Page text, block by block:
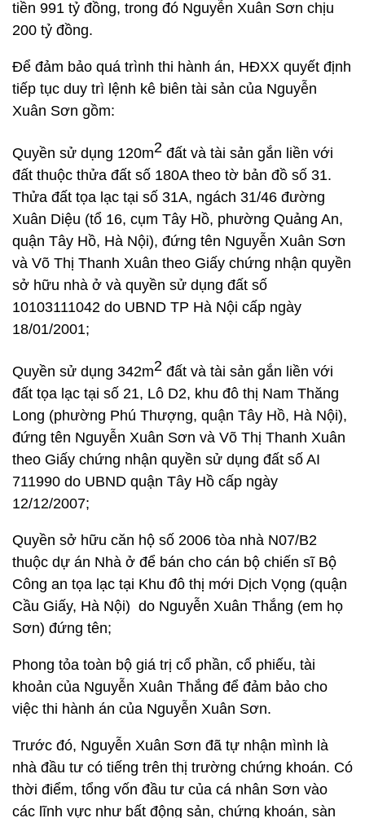
tiền 991 tỷ đồng, trong đó Nguyễn Xuân Sơn chịu
200 tỷ đồng.
Để đảm bảo quá trình thi hành án, HĐXX quyết định
tiếp tục duy trì lệnh kê biên tài sản của Nguyễn
Xuân Sơn gồm:
Quyền sử dụng 120m2 đất và tài sản gắn liền với
đất thuộc thửa đất số 180A theo tờ bản đồ số 31.
Thửa đất tọa lạc tại số 31A, ngách 31/46 đường
Xuân Diệu (tổ 16, cụm Tây Hồ, phường Quảng An,
quận Tây Hồ, Hà Nội), đứng tên Nguyễn Xuân Sơn
và Võ Thị Thanh Xuân theo Giấy chứng nhận quyền
sở hữu nhà ở và quyền sử dụng đất số
10103111042 do UBND TP Hà Nội cấp ngày
18/01/2001;
Quyền sử dụng 342m2 đất và tài sản gắn liền với
đất tọa lạc tại số 21, Lô D2, khu đô thị Nam Thăng
Long (phường Phú Thượng, quận Tây Hồ, Hà Nội),
đứng tên Nguyễn Xuân Sơn và Võ Thị Thanh Xuân
theo Giấy chứng nhận quyền sử dụng đất số AI
711990 do UBND quận Tây Hồ cấp ngày
12/12/2007;
Quyền sở hữu căn hộ số 2006 tòa nhà N07/B2
thuộc dự án Nhà ở để bán cho cán bộ chiến sĩ Bộ
Công an tọa lạc tại Khu đô thị mới Dịch Vọng (quận
Cầu Giấy, Hà Nội) do Nguyễn Xuân Thắng (em họ
Sơn) đứng tên;
Phong tỏa toàn bộ giá trị cổ phần, cổ phiếu, tài
khoản của Nguyễn Xuân Thắng để đảm bảo cho
việc thi hành án của Nguyễn Xuân Sơn.
Trước đó, Nguyễn Xuân Sơn đã tự nhận mình là
nhà đầu tư có tiếng trên thị trường chứng khoán. Có
thời điểm, tổng vốn đầu tư của cá nhân Sơn vào
các lĩnh vực như bất động sản, chứng khoán, sàn